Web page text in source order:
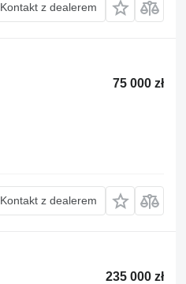
Kontakt z dealerem
75 000 zł
Kontakt z dealerem
235 000 zł